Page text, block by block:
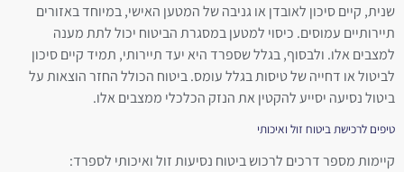
שנית, קיים סיכון לאובדן או גניבה של המטען האישי, במיוחד באזורים
תיירותיים עמוסים. כיסוי למטען במסגרת הביטוח יכול לתת מענה
למצבים אלו. ולבסוף, בגלל שספרד היא יעד תיירותי, תמיד קיים סיכון
לביטול או דחייה של טיסות בגלל עומס. ביטוח הכולל החזר הוצאות על
ביטול נסיעה יסייע להקטין את הנזק הכלכלי ממצבים אלו.
טיפים לרכישת ביטוח זול ואיכותי
קיימות מספר דרכים לרכוש ביטוח נסיעות זול ואיכותי לספרד: